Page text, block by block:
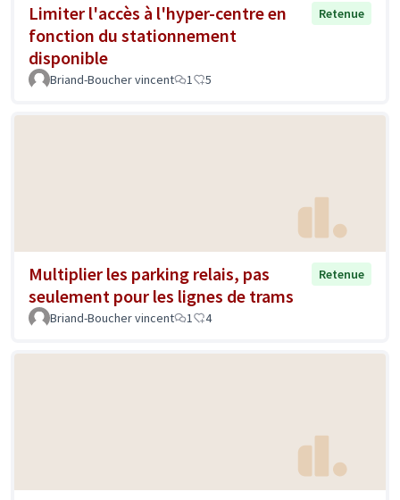
Limiter l'accès à l'hyper-centre en
fonction du stationnement
disponible
Retenue
Briand-Boucher vincent 1 5
Multiplier les parking relais, pas
seulement pour les lignes de trams
Retenue
Briand-Boucher vincent 1 4